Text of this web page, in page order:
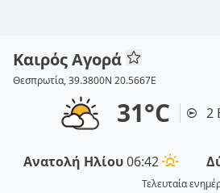
Καιρός Αγορά
Θεσπρωτία, 39.3800N 20.5667E
31°C 2
Ανατολή Ηλίου06:42
Τελευταία